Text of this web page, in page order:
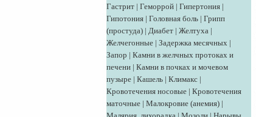
Гастрит | Геморрой | Гипертония |
Гипотония | Головная боль | Грипп
(простуда) | Диабет | Желтуха |
Желчегонные | Задержка месячных |
Запор | Камни в желчных протоках и
печени | Камни в почках и мочевом
пузыре | Кашель | Климакс |
Кровотечения носовые | Кровотечения
маточные | Малокровие (анемия) |